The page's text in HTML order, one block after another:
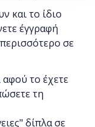
και το ίδιο
έγγραφή
σε
το έχετε
τη
δίπλα σε